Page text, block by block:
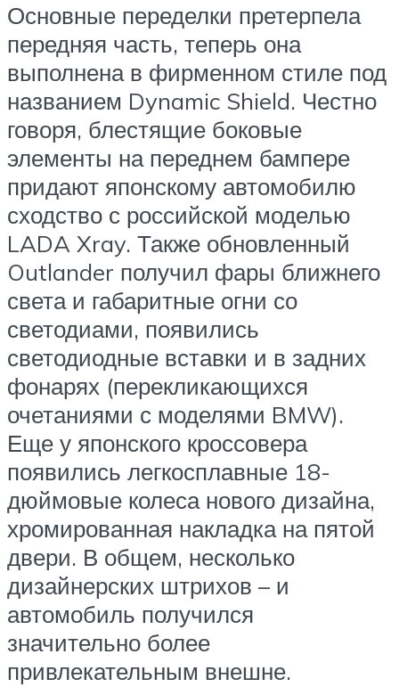
Основные переделки претерпела
передняя часть, теперь она
выполнена в фирменном стиле под
названием Dynamic Shield. Честно
говоря, блестящие боковые
элементы на переднем бампере
придают японскому автомобилю
сходство с российской моделью
LADA Xray. Также обновленный
Outlander получил фары ближнего
света и габаритные огни со
светодиами, появились
светодиодные вставки и в задних
фонарях (перекликающихся
очетаниями с моделями BMW).
Еще у японского кроссовера
появились легкосплавные 18-
дюймовые колеса нового дизайна,
хромированная накладка на пятой
двери. В общем, несколько
дизайнерских штрихов – и
автомобиль получился
значительно более
привлекательным внешне.